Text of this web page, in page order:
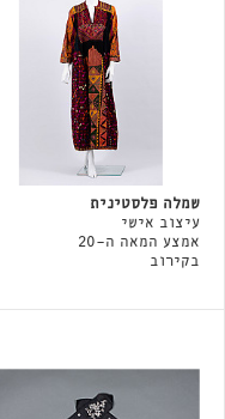
שמלה פלסטינית
עיצוב אישי
אמצע המאה ה-20
בקירוב